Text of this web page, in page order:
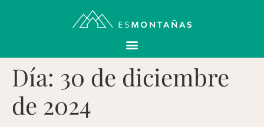
Día: 30 de diciembre
de 2024